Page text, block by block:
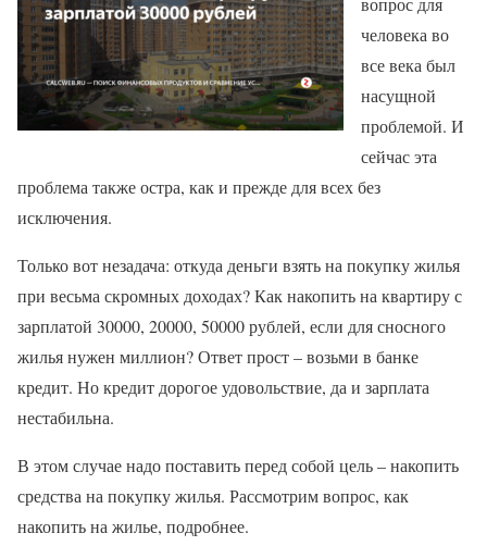
человека во
все века был
насущной
проблемой. И
сейчас эта
проблема также остра, как и прежде для всех без
исключения.
Только вот незадача: откуда деньги взять на покупку жилья
при весьма скромных доходах? Как накопить на квартиру с
зарплатой 30000, 20000, 50000 рублей, если для сносного
жилья нужен миллион? Ответ прост – возьми в банке
кредит. Но кредит дорогое удовольствие, да и зарплата
нестабильна.
В этом случае надо поставить перед собой цель – накопить
средства на покупку жилья. Рассмотрим вопрос, как
накопить на жилье, подробнее.